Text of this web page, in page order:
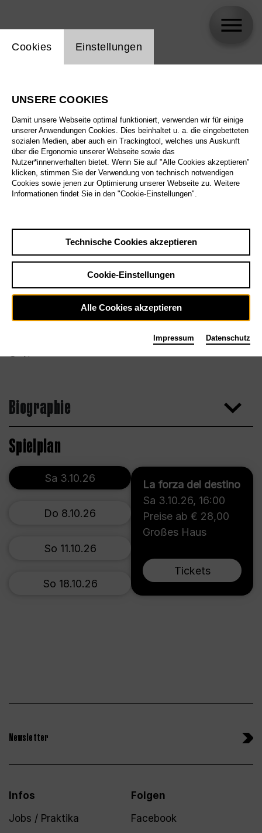
Biographie
Spielplan
La forza del destino
Sa 3.10.26, 16:00
Preise ab € 28,00
Großes Haus
Tickets
Sa 3.10.26
Do 8.10.26
So 11.10.26
So 18.10.26
Newsletter
Infos
Jobs / Praktika
Folgen
Facebook
Einstellung Website Cookie
Cookies Einstellungen
UNSERE COOKIES
Damit unsere Webseite optimal funktioniert, verwenden wir für einige
unserer Anwendungen Cookies. Dies beinhaltet u. a. die eingebetteten
sozialen Medien, aber auch ein Trackingtool, welches uns Auskunft
über die Ergonomie unserer Webseite sowie das
Nutzer*innenverhalten bietet. Wenn Sie auf "Alle Cookies akzeptieren"
klicken, stimmen Sie der Verwendung von technisch notwendigen
Cookies sowie jenen zur Optimierung unserer Webseite zu. Weitere
Informationen findet Sie in den "Cookie-Einstellungen".
Technische Cookies akzeptieren
Cookie-Einstellungen
Alle Cookies akzeptieren
Impressum Datenschutz